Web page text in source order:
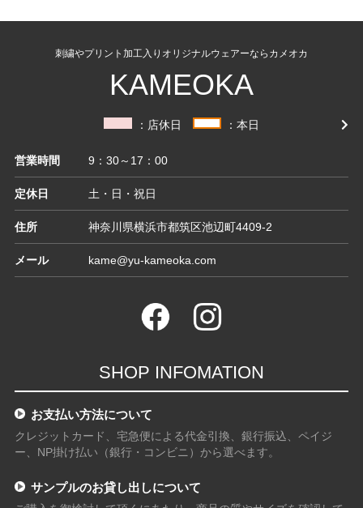
刺繍やプリント加工入りオリジナルウェアーならカメオカ
KAMEOKA
：店休日 ：本日
営業時間 9：30～17：00
定休日 土・日・祝日
住所 神奈川県横浜市都筑区池辺町4409-2
メール kame@yu-kameoka.com
SHOP INFOMATION
お支払い方法について
クレジットカード、宅急便による代金引換、銀行振込、ペイジ
ー、NP掛け払い（銀行・コンビニ）から選べます。
サンプルのお貸し出しについて